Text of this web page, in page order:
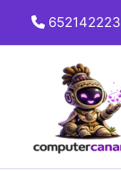
652142223